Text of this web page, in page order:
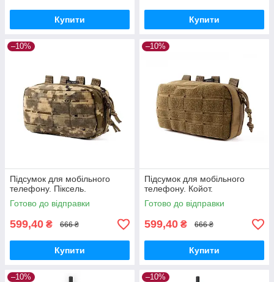
Купити Купити
–10%
Підсумок для мобільного
телефону. Піксель.
Готово до відправки
599,40 ₴ 666 ₴
Купити
–10%
Підсумок для мобільного
телефону. Койот.
Готово до відправки
599,40 ₴ 666 ₴
Купити
–10% –10%